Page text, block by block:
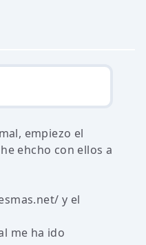
empiezo el
ehcho con ellos a
y el
me ha ido